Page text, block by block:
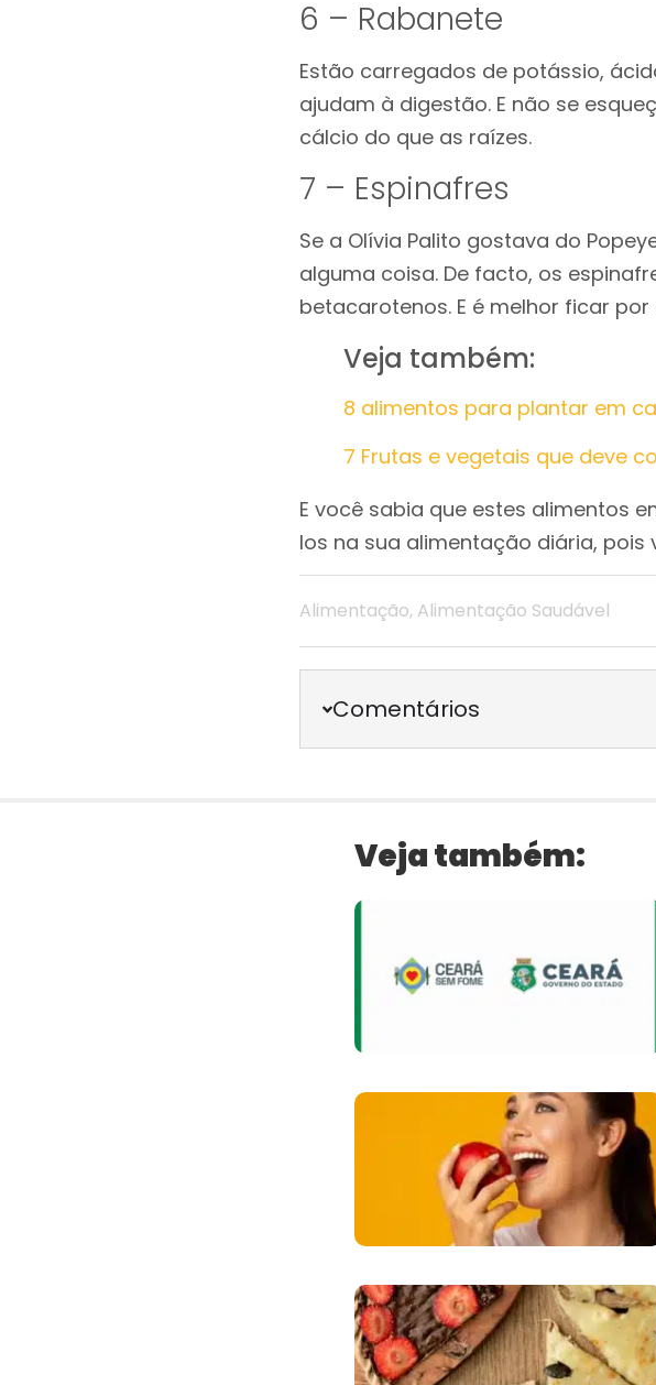
6 – Rabanete
Estão carregados de potássio,
ajudam à digestão. E não se
cálcio do que as raízes.
7 – Espinafres
Se a Olívia Palito gostava do
alguma coisa. De facto, os
betacarotenos. E é melhor ficar
Veja também:
8 alimentos para plantar em
7 Frutas e vegetais que deve
E você sabia que estes alimentos
los na sua alimentação diária, pois
Alimentação, Alimentação Saudável
Comentários
Veja também: